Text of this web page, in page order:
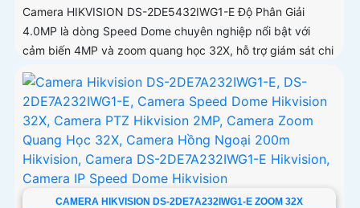
Camera HIKVISION DS-2DE5432IWG1-E Độ Phân Giải
4.0MP là dòng Speed Dome chuyên nghiệp nổi bật với
cảm biến 4MP và zoom quang học 32X, hỗ trợ giám sát chi
tiết ở khoảng cách xa
CAMERA HIKVISION DS-2DE7A232IWG1-E ZOOM 32X